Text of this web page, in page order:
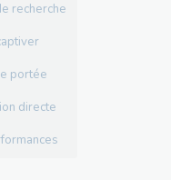
recherche
portée
directe